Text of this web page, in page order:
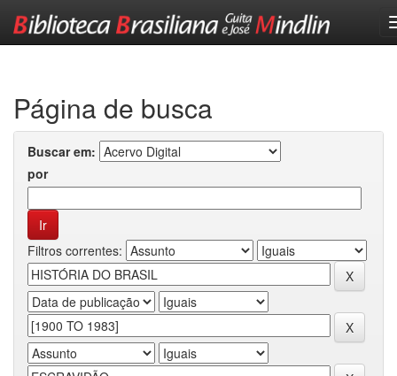
Página de busca
Buscar em:
por
Filtros correntes: